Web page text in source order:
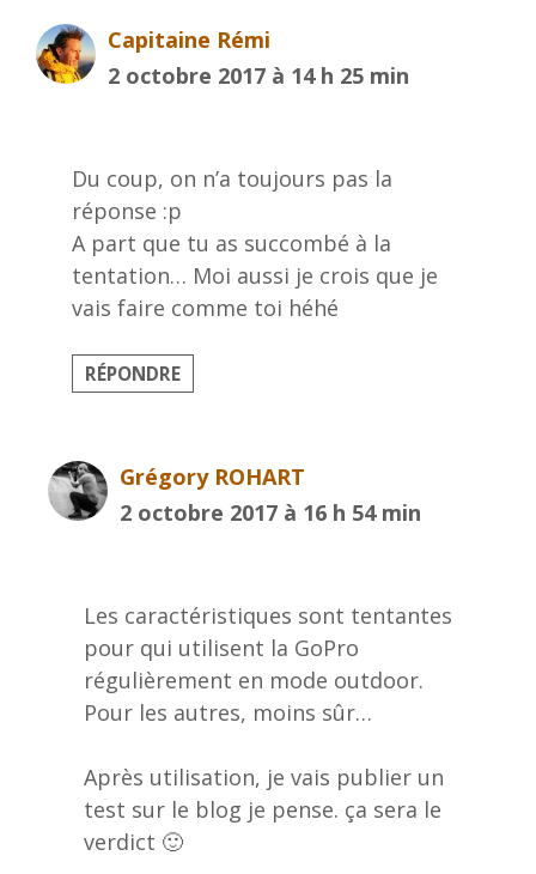
Capitaine Rémi
2 octobre 2017 à 14 h 25 min
Du coup, on n’a toujours pas la
réponse :p
A part que tu as succombé à la
tentation… Moi aussi je crois que je
vais faire comme toi héhé
RÉPONDRE
Grégory ROHART
2 octobre 2017 à 16 h 54 min
Les caractéristiques sont tentantes
pour qui utilisent la GoPro
régulièrement en mode outdoor.
Pour les autres, moins sûr…
Après utilisation, je vais publier un
test sur le blog je pense. ça sera le
verdict 🙂